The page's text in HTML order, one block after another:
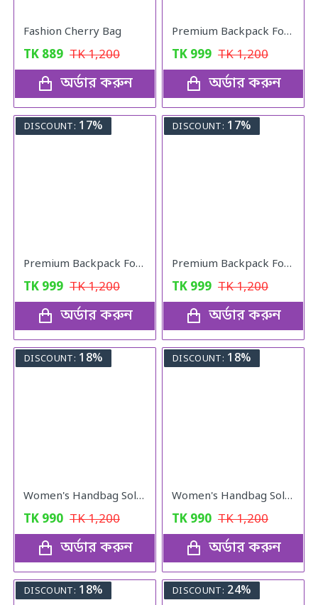
Fashion Cherry Bag
TK 889 TK1,200
অর্ডার করুন
Premium Backpack For Girls (copy colour)
TK 999 TK1,200
অর্ডার করুন
DISCOUNT: 17%
Premium Backpack For Girls (black colour)
TK 999 TK1,200
অর্ডার করুন
DISCOUNT: 17%
Premium Backpack For Girls (Peach Pink)
TK 999 TK1,200
অর্ডার করুন
DISCOUNT: 18%
Women's Handbag Solid ( blue colour )
TK 990 TK1,200
অর্ডার করুন
DISCOUNT: 18%
Women's Handbag Solid ( black colour )
TK 990 TK1,200
অর্ডার করুন
DISCOUNT: 18% DISCOUNT: 24%